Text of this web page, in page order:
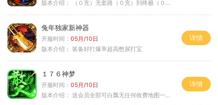
版本介绍：
（０充）无套路（０充）到终极（０充）爽
兔年独家新神器
开服时间： 05月/10日
版本介绍： 装备好打爆率超高憋尿打宝
详情
１７６神梦
开服时间： 05月/10日
版本介绍： 送会员全部可白瓢无任何收费地图一切靠打
详情